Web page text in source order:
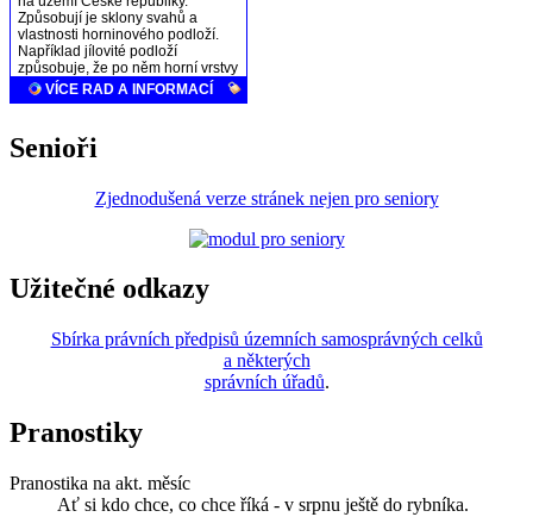
Senioři
Zjednodušená verze stránek nejen pro seniory
Užitečné odkazy
Sbírka právních předpisů územních samosprávných celků
a některých
správních úřadů.
Pranostiky
Pranostika na akt. měsíc
Ať si kdo chce, co chce říká - v srpnu ještě do rybníka.